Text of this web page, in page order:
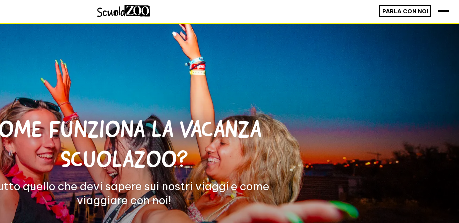
PARLA CON NOI
FUNZIONA LA VACANZA
SCUOLAZOO?
quello che devi sapere sui nostri viaggi e come
viaggiare con noi!